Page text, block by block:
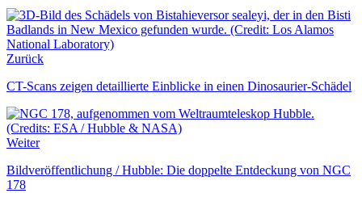
Zurück
CT-Scans zeigen detaillierte Einblicke in einen Dinosaurier-Schädel
Weiter
Bildveröffentlichung / Hubble: Die doppelte Entdeckung von NGC
178